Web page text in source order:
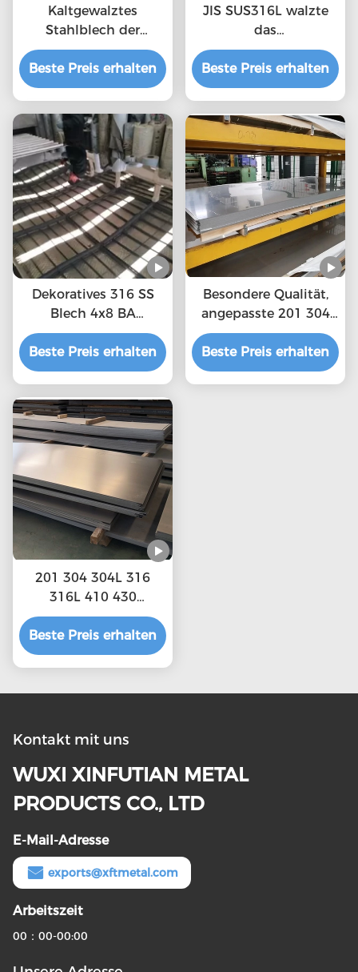
Kaltgewalztes
Stahlblech der
Spiegel-polierten
Oberfläche 0.15mm
HL
Beste Preis erhalten
JIS SUS316L walzte
das
zurechtgeschnittene
Präzisions-
Edelstahlblech kalt
Beste Preis erhalten
Dekoratives 316 SS
Blech 4x8 BA
Endeschnitt 1000mm
Breite zurecht
Beste Preis erhalten
Besondere Qualität,
angepasste 201 304
316 Edelstahlbleche
Beste Preis erhalten
201 304 304L 316
316L 410 430
Edelstahlbleche mit
individueller Länge
2500mm.6000mm
Oberfläche
Beste Preis erhalten
Kontakt mit uns
WUXI XINFUTIAN METAL
PRODUCTS CO., LTD
E-Mail-Adresse
exports@xftmetal.com
Arbeitszeit
00：00-00:00